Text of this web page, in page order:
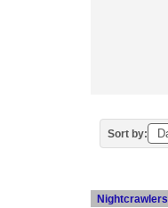
Sort by:
Nightcrawlers